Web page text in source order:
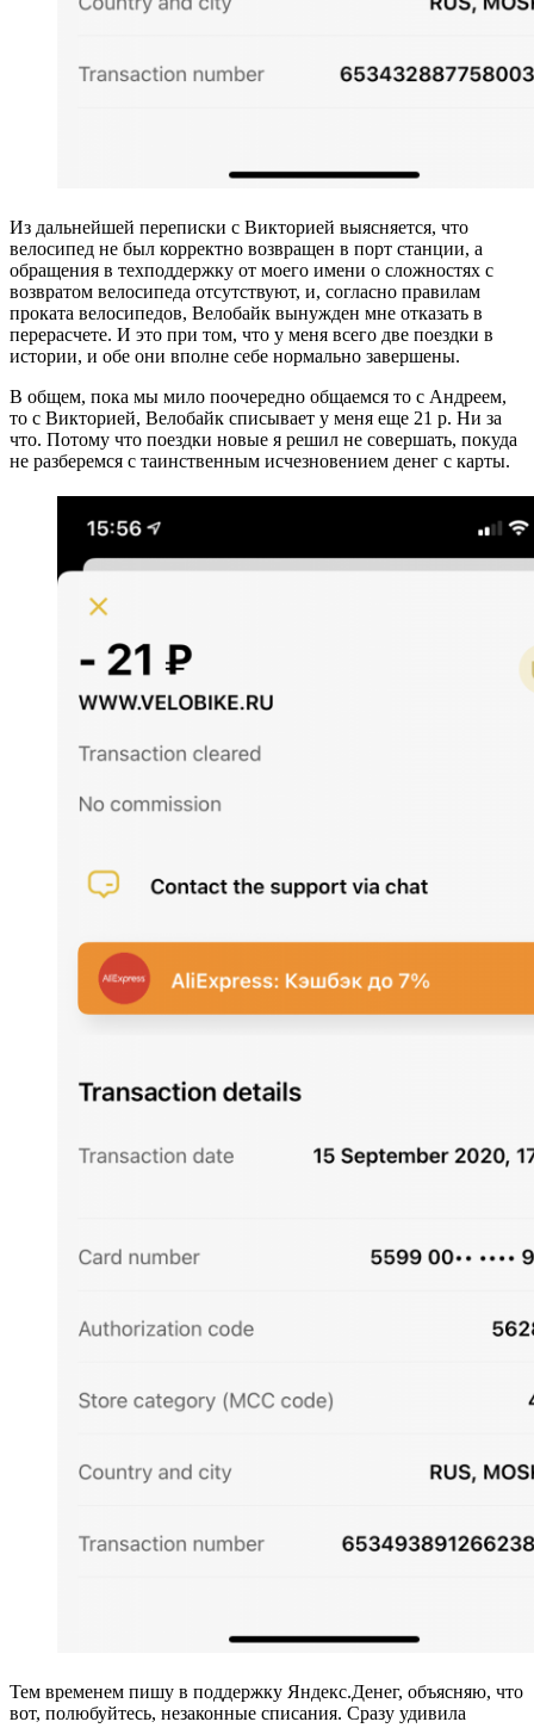
Из дальнейшей переписки с Викторией выясняется, что
велосипед не был корректно возвращен в порт станции, а
обращения в техподдержку от моего имени о сложностях с
возвратом велосипеда отсутствуют, и, согласно правилам
проката велосипедов, Велобайк вынужден мне отказать в
перерасчете. И это при том, что у меня всего две поездки в
истории, и обе они вполне себе нормально завершены.
В общем, пока мы мило поочередно общаемся то с Андреем,
то с Викторией, Велобайк списывает у меня еще 21 р. Ни за
что. Потому что поездки новые я решил не совершать, покуда
не разберемся с таинственным исчезновением денег с карты.
Тем временем пишу в поддержку Яндекс.Денег, объясняю, что
вот, полюбуйтесь, незаконные списания. Сразу удивила